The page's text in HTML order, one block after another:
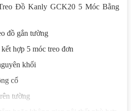
Đồ Kanly GCK20 5 Móc Bằng
đồ gắn tường
hợp 5 móc treo đơn
khối
cổ
tường